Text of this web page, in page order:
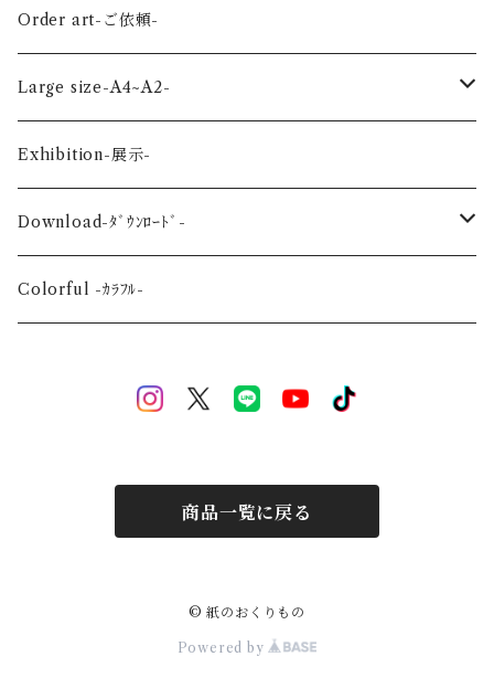
Land-陸の生き物-
Planet-惑星-
Flower-花-
Wedding-婚礼-
Event-祝祭-
Mother's Day
Autumn-秋-
Winter-冬-
Art panel -ｱｰﾄﾊﾟﾈﾙ-
Acrylic figure -ｱｸﾘﾙﾌｨｷﾞｭｱ-
Flower ‐花-
Mini -ミニ-
Okinawa-沖縄-
Order art-ご依頼-
Large size-A4~A2-
A4
A3
A2
Exhibition-展示-
Download-ﾀﾞｳﾝﾛｰﾄﾞ-
Alphabet-文字-
Colorful -ｶﾗﾌﾙ-
商品一覧に戻る
© 紙のおくりもの
Powered by